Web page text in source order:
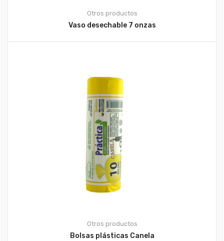
Otros productos
Vaso desechable 7 onzas
Otros productos
Bolsas plásticas Canela